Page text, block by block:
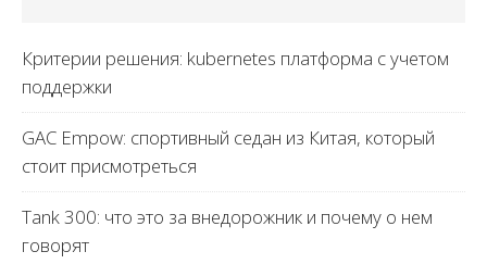
Критерии решения: kubernetes платформа с учетом
поддержки
GAC Empow: спортивный седан из Китая, который
стоит присмотреться
Tank 300: что это за внедорожник и почему о нем
говорят